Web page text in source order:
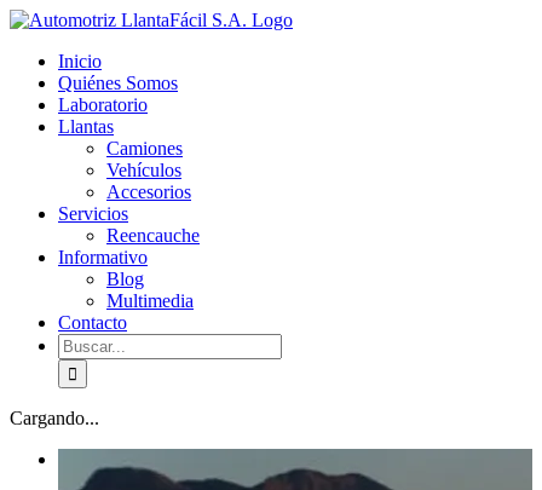
Skip
content
facebook
youtube
Inicio
Quiénes Somos
Laboratorio
Llantas
Camiones
Vehículos
Accesorios
Servicios
Reencauche
Informativo
Blog
Multimedia
Contacto
Buscar:
Cargando...